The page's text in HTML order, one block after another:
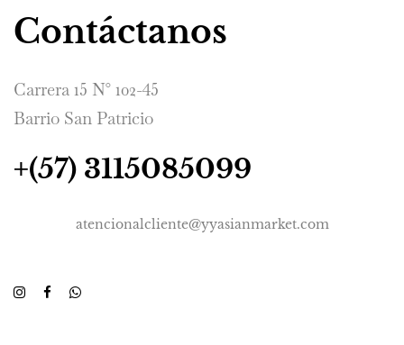
Contáctanos
Carrera 15 N° 102-45
Barrio San Patricio
+(57) 3115085099
atencionalcliente@yyasianmarket.com